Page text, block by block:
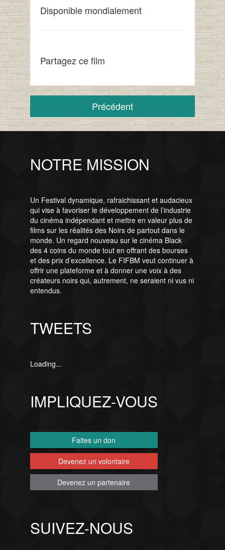
Disponible mondialement
Partagez ce film
Précédent
NOTRE MISSION
Un Festival dynamique, rafraichissant et audacieux
qui vise à favoriser le développement de l’industrie
du cinéma indépendant et mettre en valeur plus de
films sur les réalités des Noirs de partout dans le
monde. Un regard nouveau sur le cinéma Black
des 4 coins du monde tout en offrant des bourses
et des prix d’excellence. Le FIFBM veut continuer à
offrir une plateforme et à donner une voix à des
créateurs noirs qui, autrement, ne seraient ni vus ni
entendus.
TWEETS
Loading...
IMPLIQUEZ-VOUS
Faites un don
Devenez un volontaire
Devenez un partenaire
SUIVEZ-NOUS